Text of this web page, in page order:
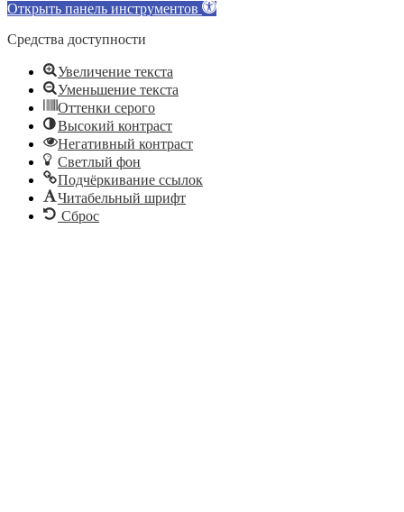
Открыть панель инструментов
Средства доступности
Увеличение текста
Уменьшение текста
Оттенки серого
Высокий контраст
Негативный контраст
Светлый фон
Подчёркивание ссылок
Читабельный шрифт
Сброс